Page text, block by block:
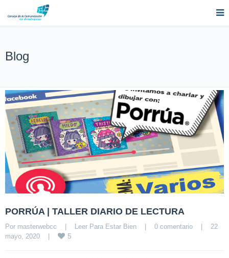
Blog
PORRÚA | TALLER DIARIO DE LECTURA
Por masterwebcc | Leer Para Estar Bien | 0 comentario |
22
mayo, 2020 | 5